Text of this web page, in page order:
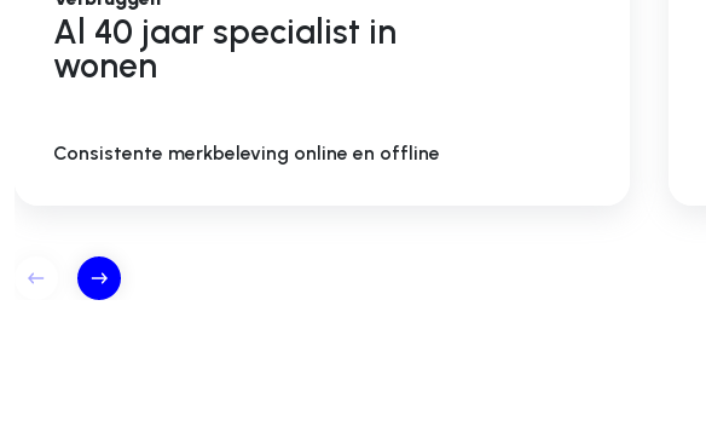
Al 40 jaar specialist in
wonen
Consistente merkbeleving online en offline